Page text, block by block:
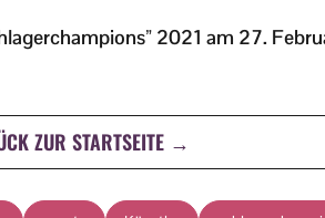
2021 am 27.
ZUR STARTSEITE →